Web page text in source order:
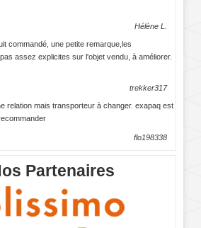
Hélène L.
commandé, une petite remarque,les
assez explicites sur l'objet vendu, à améliorer.
trekker317
relation mais transporteur à changer. exapaq est
flo198338
Partenaires